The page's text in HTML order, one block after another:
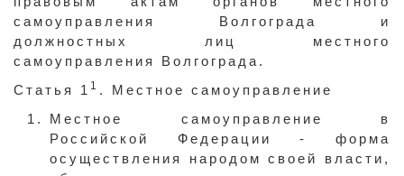
самоуправления Волгограда и
должностных лиц местного
самоуправления Волгограда.
Статья 1 1 . Местное самоуправление
Местное самоуправление в
Российской Федерации - форма
осуществления народом своей власти,